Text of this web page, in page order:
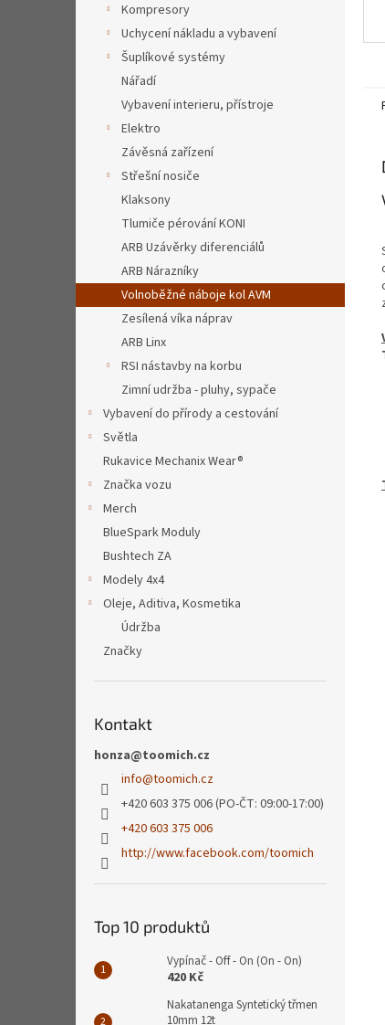
Kompresory
Uchycení nákladu a vybavení
Šuplíkové systémy
Nářadí
Vybavení interieru, přístroje
Elektro
Závěsná zařízení
Střešní nosiče
Klaksony
Tlumiče pérování KONI
ARB Uzávěrky diferenciálů
ARB Nárazníky
Volnoběžné náboje kol AVM
Zesílená víka náprav
ARB Linx
RSI nástavby na korbu
Zimní udržba - pluhy, sypače
Vybavení do přírody a cestování
Světla
Rukavice Mechanix Wear®
Značka vozu
Merch
BlueSpark Moduly
Bushtech ZA
Modely 4x4
Oleje, Aditiva, Kosmetika
Údržba
Značky
Kontakt
honza@toomich.cz
info@toomich.cz
+420 603 375 006 (PO-ČT: 09:00-17:00)
+420 603 375 006
http://www.facebook.com/toomich
Top 10 produktů
Vypínač - Off - On (On - On)
420 Kč
Nakatanenga Syntetický třmen
10mm 12t